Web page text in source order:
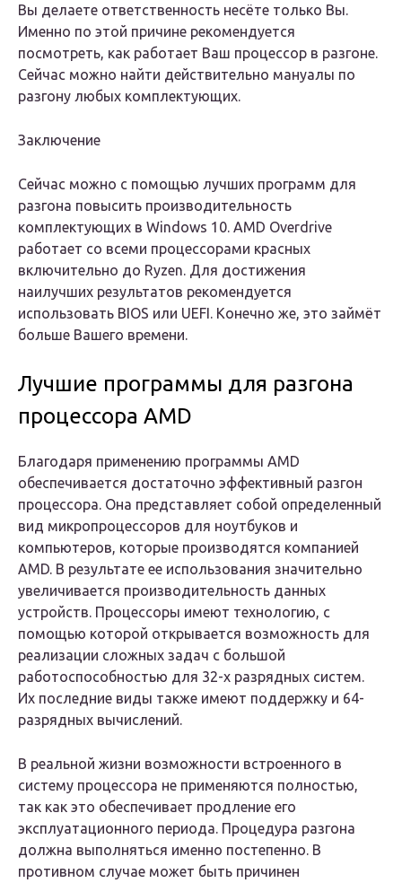
Вы делаете ответственность несёте только Вы.
Именно по этой причине рекомендуется
посмотреть, как работает Ваш процессор в разгоне.
Сейчас можно найти действительно мануалы по
разгону любых комплектующих.
Заключение
Сейчас можно с помощью лучших программ для
разгона повысить производительность
комплектующих в Windows 10. AMD Overdrive
работает со всеми процессорами красных
включительно до Ryzen. Для достижения
наилучших результатов рекомендуется
использовать BIOS или UEFI. Конечно же, это займёт
больше Вашего времени.
Лучшие программы для разгона
процессора AMD
Благодаря применению программы AMD
обеспечивается достаточно эффективный разгон
процессора. Она представляет собой определенный
вид микропроцессоров для ноутбуков и
компьютеров, которые производятся компанией
AMD. В результате ее использования значительно
увеличивается производительность данных
устройств. Процессоры имеют технологию, с
помощью которой открывается возможность для
реализации сложных задач с большой
работоспособностью для 32-х разрядных систем.
Их последние виды также имеют поддержку и 64-
разрядных вычислений.
В реальной жизни возможности встроенного в
систему процессора не применяются полностью,
так как это обеспечивает продление его
эксплуатационного периода. Процедура разгона
должна выполняться именно постепенно. В
противном случае может быть причинен